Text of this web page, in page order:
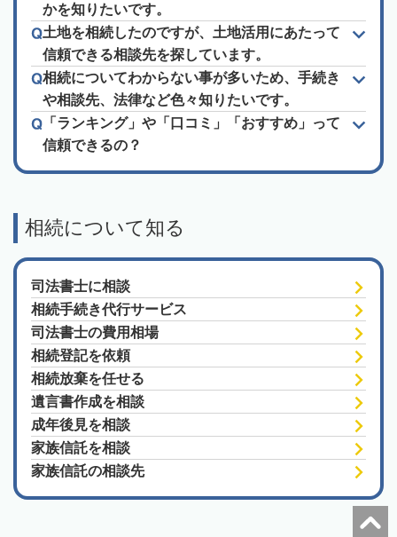
かを知りたいです。
土地を相続したのですが、土地活用にあたって
信頼できる相談先を探しています。
相続についてわからない事が多いため、手続き
や相談先、法律など色々知りたいです。
「ランキング」や「口コミ」「おすすめ」って
信頼できるの？
相続について知る
司法書士に相談
相続手続き代行サービス
司法書士の費用相場
相続登記を依頼
相続放棄を任せる
遺言書作成を相談
成年後見を相談
家族信託を相談
家族信託の相談先